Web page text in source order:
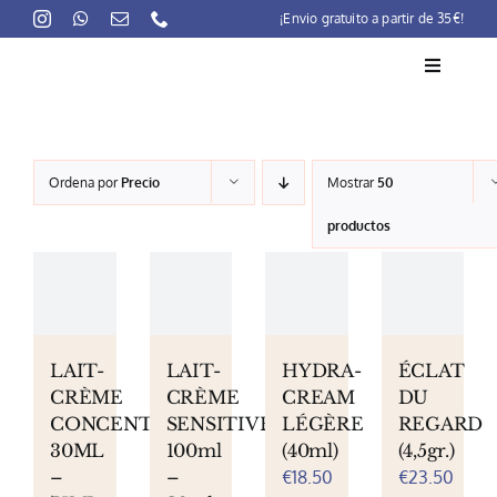
to
¡Envio gratuito a partir de 35€!
Toggle
La marca
Lait-Crème Concentré
Preocupaciones
Puntos venta
Contacto
Ordena porPrecio Mostrar50
productos
LAIT-
CRÈME
CONCENTRÉ
30ML
–
LAIT-
CRÈME
SENSITIVE
100ml
–
HYDRA-
CREAM
LÉGÈRE
(40ml)
€18.50
ÉCLAT
DU
REGARD
(4,5gr.)
€23.50